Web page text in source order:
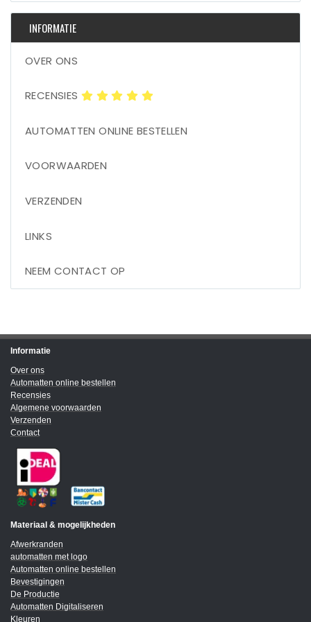
INFORMATIE
OVER ONS
RECENSIES
AUTOMATTEN ONLINE BESTELLEN
VOORWAARDEN
VERZENDEN
LINKS
NEEM CONTACT OP
Informatie
Over ons
Automatten online bestellen
Recensies
Algemene voorwaarden
Verzenden
Contact
Materiaal & mogelijkheden
Afwerkranden
automatten met logo
Automatten online bestellen
Bevestigingen
De Productie
Automatten Digitaliseren
Kleuren